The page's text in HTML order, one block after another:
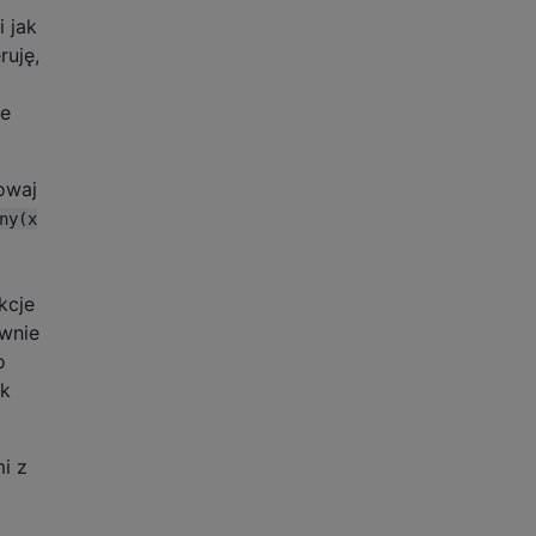
jak
z